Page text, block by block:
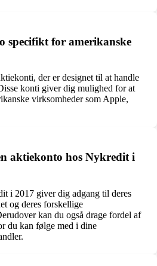
specifikt for amerikanske
der er designet til at handle
konti giver dig mulighed for at
virksomheder som Apple,
aktiekonto hos Nykredit i
i 2017 giver dig adgang til deres
og deres forskellige
kan du også drage fordel af
du kan følge med i dine